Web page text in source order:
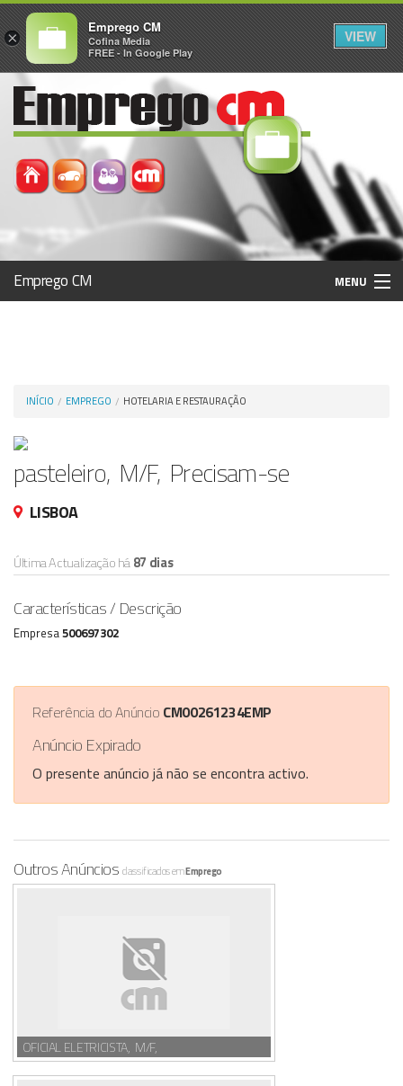
Emprego CM MENU
INÍCIO EMPREGO HOTELARIA E RESTAURAÇÃO
pasteleiro, M/F, Precisam-se
LISBOA
Última Actualização há87 dias
Características / Descrição
Empresa500697302
Referência do Anúncio CM00261234EMP
Anúncio Expirado
O presente anúncio já não se encontra activo.
Outros Anúncios classificados emEmprego
OFICIAL ELETRICISTA, M/F,
×
Emprego CM
Cofina Media
FREE - In Google Play
VIEW